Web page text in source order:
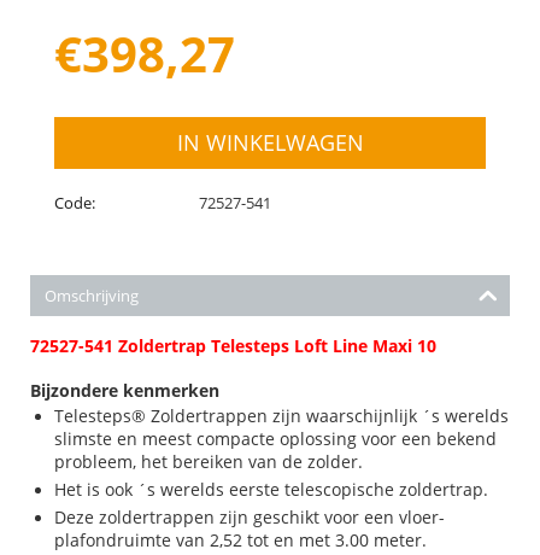
€398,27
IN WINKELWAGEN
Code: 72527-541
Omschrijving
72527-541 Zoldertrap Telesteps Loft Line Maxi 10
Bijzondere kenmerken
Telesteps® Zoldertrappen zijn waarschijnlijk ´s werelds
slimste en meest compacte oplossing voor een bekend
probleem, het bereiken van de zolder.
Het is ook ´s werelds eerste telescopische zoldertrap.
Deze zoldertrappen zijn geschikt voor een vloer-
plafondruimte van 2,52 tot en met 3.00 meter.